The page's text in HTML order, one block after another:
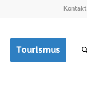
Kontakt
Tourismus
TREFFPUNKT